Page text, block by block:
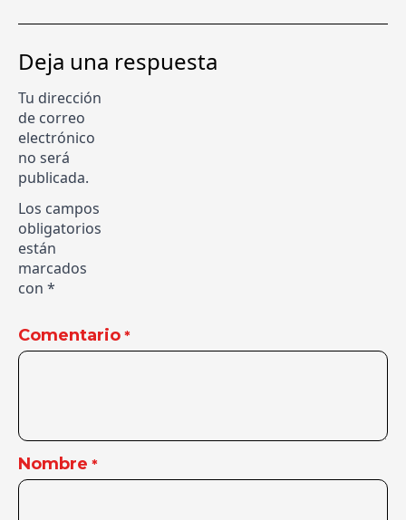
Deja una respuesta
Tu dirección
de correo
electrónico
no será
publicada.
Los campos
obligatorios
están
marcados
con *
Comentario *
Nombre *